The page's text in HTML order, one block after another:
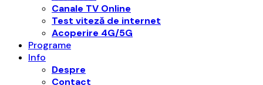
Canale TV Online
Test viteză de internet
Acoperire 4G/5G
Programe
Info
Despre
Contact